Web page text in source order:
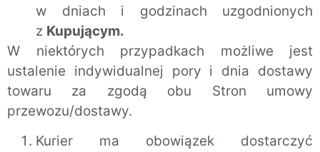
w dniach i godzinach uzgodnionych
z Kupującym.
W niektórych przypadkach możliwe jest
ustalenie indywidualnej pory i dnia dostawy
towaru za zgodą obu Stron umowy
przewozu/dostawy.
Kurier ma obowiązek dostarczyć